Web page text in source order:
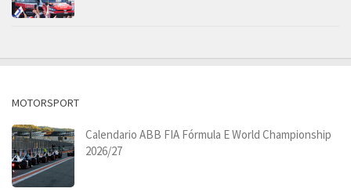
MOTORSPORT
Calendario ABB FIA Fórmula E World Championship
2026/27